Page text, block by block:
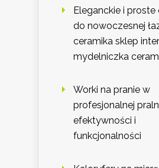
Eleganckie i proste
do nowoczesnej
ceramika sklep
mydelniczka
Worki na pranie w
profesjonalnej
efektywności i
funkcjonalności